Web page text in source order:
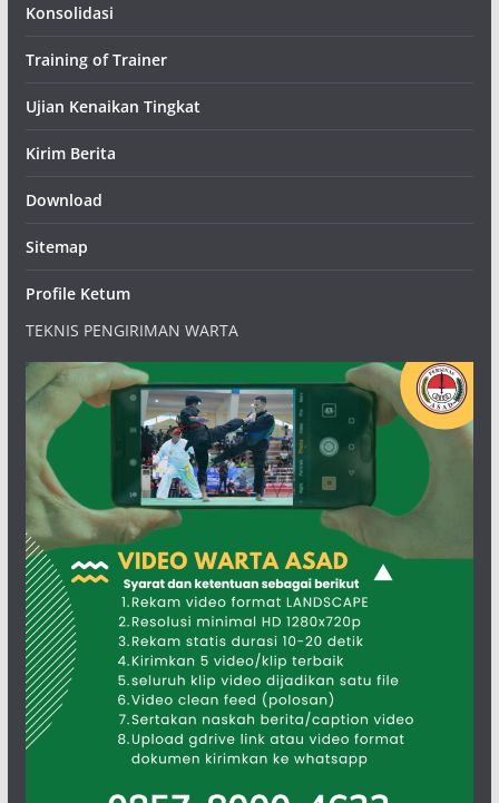
Konsolidasi
Training of Trainer
Ujian Kenaikan Tingkat
Kirim Berita
Download
Sitemap
Profile Ketum
TEKNIS PENGIRIMAN WARTA